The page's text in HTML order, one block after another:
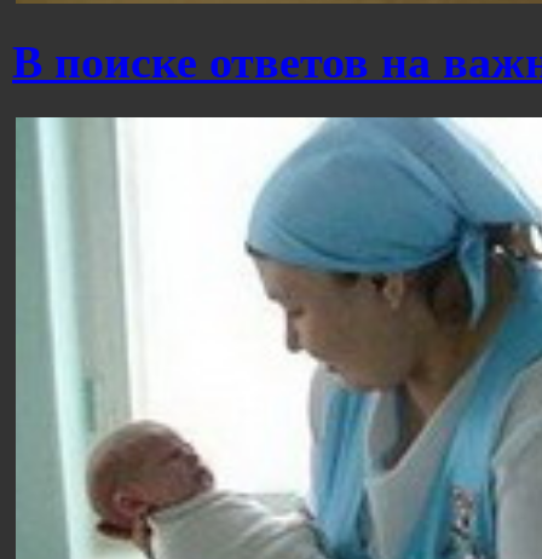
В поиске ответов на